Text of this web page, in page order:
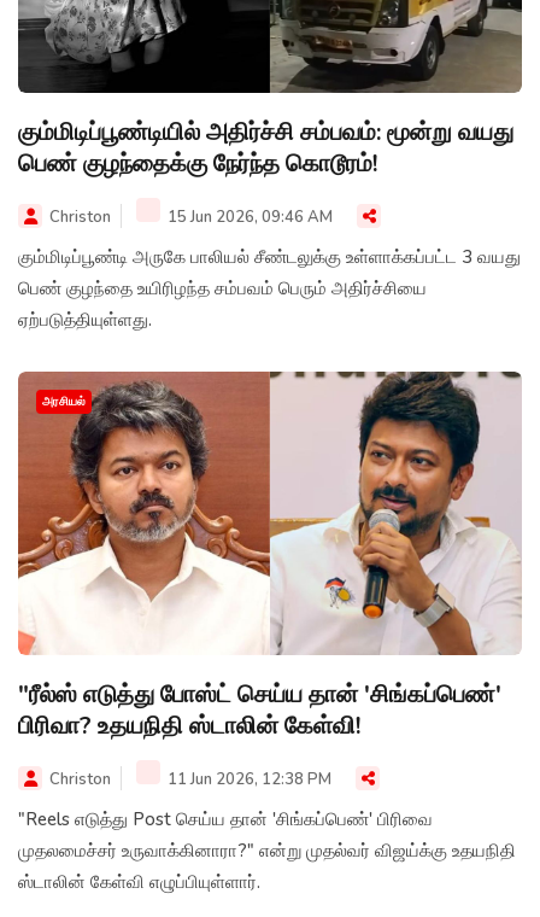
கும்மிடிப்பூண்டியில் அதிர்ச்சி சம்பவம்: மூன்று வயது
பெண் குழந்தைக்கு நேர்ந்த கொடூரம்!
Christon 15 Jun 2026, 09:46 AM
கும்மிடிப்பூண்டி அருகே பாலியல் சீண்டலுக்கு உள்ளாக்கப்பட்ட 3 வயது
பெண் குழந்தை உயிரிழந்த சம்பவம் பெரும் அதிர்ச்சியை
ஏற்படுத்தியுள்ளது.
அரசியல்
"ரீல்ஸ் எடுத்து போஸ்ட் செய்ய தான் 'சிங்கப்பெண்'
பிரிவா? உதயநிதி ஸ்டாலின் கேள்வி!
Christon 11 Jun 2026, 12:38 PM
"Reels எடுத்து Post செய்ய தான் 'சிங்கப்பெண்' பிரிவை
முதலமைச்சர் உருவாக்கினாரா?" என்று முதல்வர் விஜய்க்கு உதயநிதி
ஸ்டாலின் கேள்வி எழுப்பியுள்ளார்.